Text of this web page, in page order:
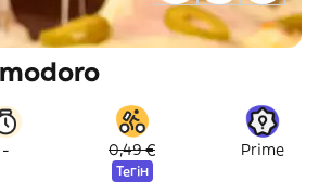
- 0,49 €
Тегін
Prime